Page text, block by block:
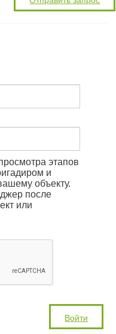
этапов
и
объекту.
после
или